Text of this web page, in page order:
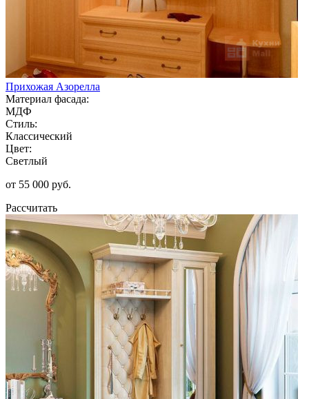
Прихожая Азорелла
Материал фасада:
МДФ
Стиль:
Классический
Цвет:
Светлый
от 55 000 руб.
Рассчитать